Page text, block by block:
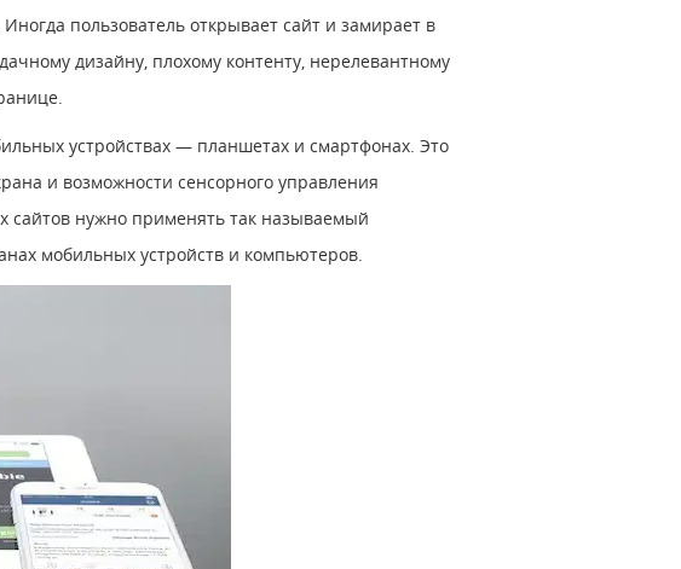
пользователь открывает сайт и замирает в
дизайну, плохому контенту, нерелевантному
устройствах — планшетах и смартфонах. Это
и возможности сенсорного управления
сайтов нужно применять так называемый
мобильных устройств и компьютеров.